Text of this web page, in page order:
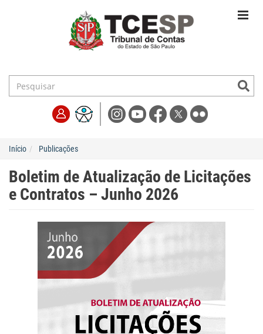
Início Publicações
Boletim de Atualização de Licitações
e Contratos – Junho 2026